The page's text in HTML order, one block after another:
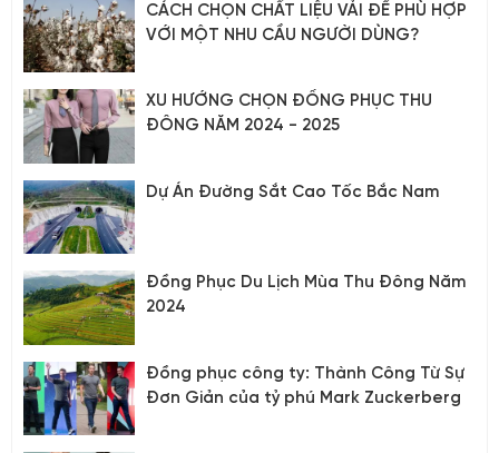
CÁCH CHỌN CHẤT LIỆU VẢI ĐỂ PHÙ HỢP
VỚI MỘT NHU CẦU NGƯỜI DÙNG?
XU HƯỚNG CHỌN ĐỒNG PHỤC THU
ĐÔNG NĂM 2024 - 2025
Dự Án Đường Sắt Cao Tốc Bắc Nam
Đồng Phục Du Lịch Mùa Thu Đông Năm
2024
Đồng phục công ty: Thành Công Từ Sự
Đơn Giản của tỷ phú Mark Zuckerberg